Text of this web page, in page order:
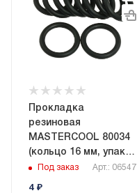
Прокладка
резиновая
MASTERCOOL 80034
(кольцо 16 мм, упак
10 шт.)
Под заказ Арт.: 06547
4₽